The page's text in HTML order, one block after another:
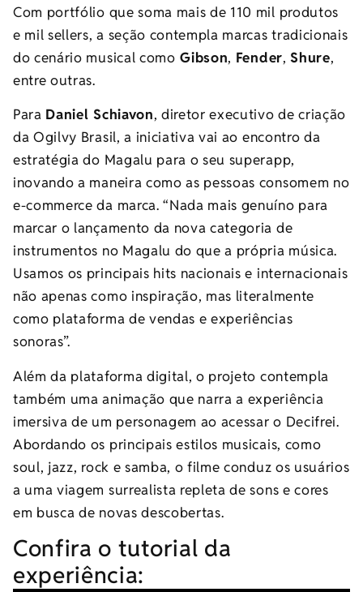
Com portfólio que soma mais de 110 mil produtos
e mil sellers, a seção contempla marcas tradicionais
do cenário musical como Gibson, Fender,Shure,
entre outras.
Para Daniel Schiavon, diretor executivo de criação
da Ogilvy Brasil, a iniciativa vai ao encontro da
estratégia do Magalu para o seu superapp,
inovando a maneira como as pessoas consomem no
e-commerce da marca. “Nada mais genuíno para
marcar o lançamento da nova categoria de
instrumentos no Magalu do que a própria música.
Usamos os principais hits nacionais e internacionais
não apenas como inspiração, mas literalmente
como plataforma de vendas e experiências
sonoras”.
Além da plataforma digital, o projeto contempla
também uma animação que narra a experiência
imersiva de um personagem ao acessar o Decifrei.
Abordando os principais estilos musicais, como
soul, jazz, rock e samba, o filme conduz os usuários
a uma viagem surrealista repleta de sons e cores
em busca de novas descobertas.
Confira o tutorial da
experiência: